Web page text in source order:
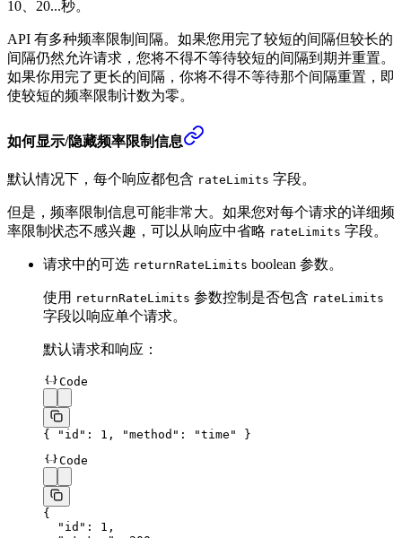
10、20...秒。
API 有多种频率限制间隔。如果您用完了较短的间隔但较长的
间隔仍然允许请求，您将不得不等待较短的间隔到期并重置。
如果你用完了更长的间隔，你将不得不等待那个间隔重置，即
使较短的频率限制计数为零。
如何显示/隐藏频率限制信息
默认情况下，每个响应都包含 rateLimits 字段。
但是，频率限制信息可能非常大。如果您对每个请求的详细频
率限制状态不感兴趣，可以从响应中省略 rateLimits 字段。
请求中的可选 returnRateLimits boolean 参数。
使用 returnRateLimits 参数控制是否包含 rateLimits
字段以响应单个请求。
默认请求和响应：
Code
{ "id" : 1 , "method" : "time"
}
Code
{
  "id"
: 1 ,